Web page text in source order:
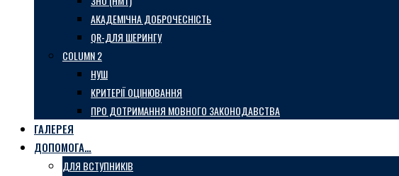
АКАДЕМІЧНА ДОБРОЧЕСНІСТЬ
QR-ДЛЯ ШЕРИНГУ
COLUMN 2
НУШ
КРИТЕРІЇ ОЦІНЮВАННЯ
ПРО ДОТРИМАННЯ МОВНОГО ЗАКОНОДАВСТВА
ГАЛЕРЕЯ
ДОПОМОГА…
ДЛЯ ВСТУПНИКІВ